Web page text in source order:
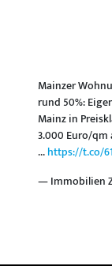
Mainzer
rund 50%:
Mainz in
3.000 Euro/qm
...https://t.co/
— Immobilien